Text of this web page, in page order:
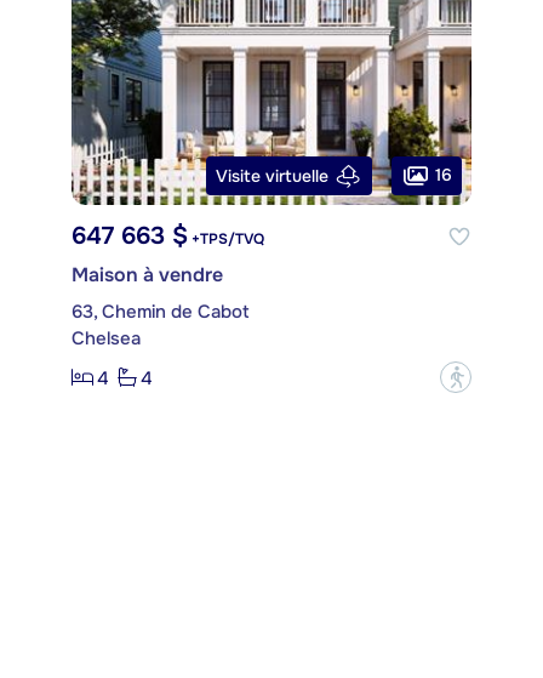
Visite virtuelle 16
647 663 $ +TPS/TVQ
Maison à vendre
63, Chemin de Cabot
Chelsea
4
4 ?